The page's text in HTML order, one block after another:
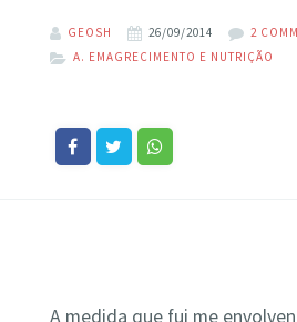
GEOSH 26/09/2014
2
A. EMAGRECIMENTO E NUTRIÇÃO
A medida que fui me